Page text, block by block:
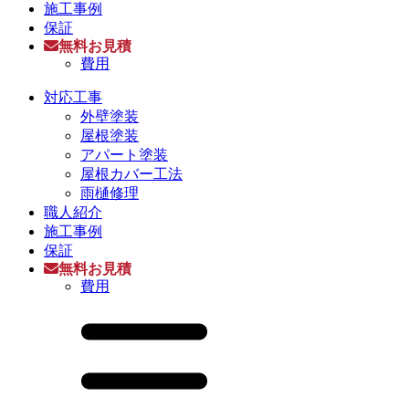
施工事例
保証
無料お見積
費用
対応工事
外壁塗装
屋根塗装
アパート塗装
屋根カバー工法
雨樋修理
職人紹介
施工事例
保証
無料お見積
費用